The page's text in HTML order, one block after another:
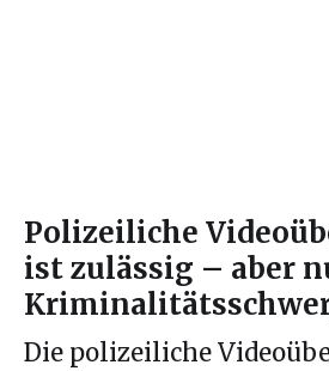
Polizeiliche
ist zulässig – aber
Die polizeiliche